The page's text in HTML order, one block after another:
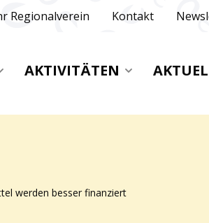
Regionalverein Kontakt
AKTIVITÄTEN
werden besser finanziert